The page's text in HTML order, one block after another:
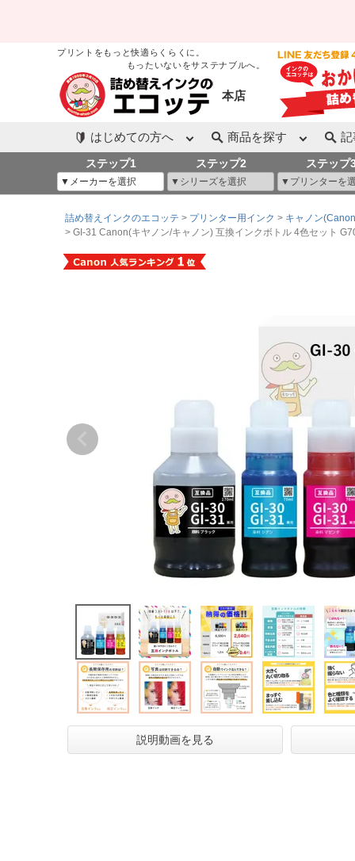
プリントをもっと快適らくらくに。
もったいないをサステナブルへ。
本店
はじめての方へ 商品を探す 記
ステップ1 ステップ2 ステップ
詰め替えインクのエコッテ プリンター用インク キャノン
GI-31 Canon(キヤノン/キャノン) 互換インクボトル 4色セット
説明動画を見る